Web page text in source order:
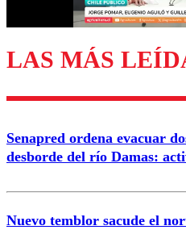
LAS MÁS
Senapred ordena evacuar
desborde del río Damas:
Nuevo temblor sacude el